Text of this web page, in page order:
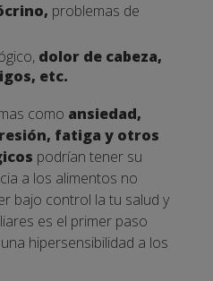
problemas de
dolor de cabeza,
etc.
como ansiedad,
fatiga y otros
podrían tener su
a los alimentos no
bajo control la tu salud y
es el primer paso
hipersensibilidad a los